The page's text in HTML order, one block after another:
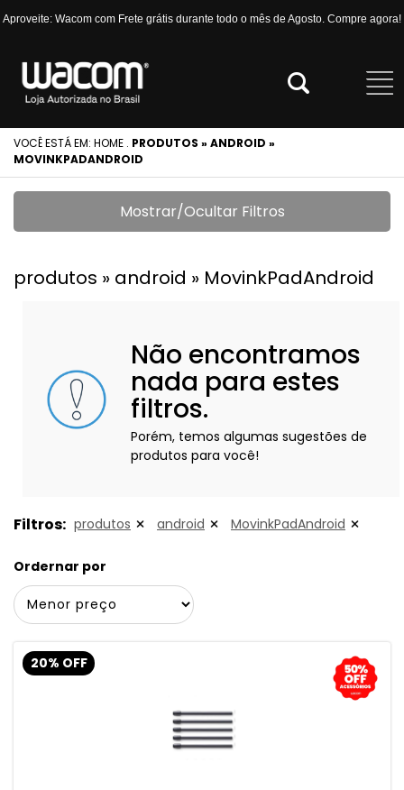
Aproveite: Wacom com Frete grátis durante todo o mês de Agosto. Compre agora!
VOCÊ ESTÁ EM: HOME . PRODUTOS » ANDROID »
MOVINKPADANDROID
Mostrar/Ocultar Filtros
produtos » android » MovinkPadAndroid
Não encontramos
nada para estes
filtros.
Porém, temos algumas sugestões de
produtos para você!
Filtros: produtos android MovinkPadAndroid
Ordernar por
20% OFF